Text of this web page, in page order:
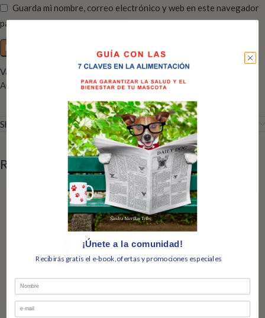
Valoraciones
Aún no hay reseñas
Guarda mi nombre, correo electrónico y web en este navegador
para la próxima vez que comente.
Shipping & Delivery
RELATED PRODUCTS
Hueso Prensado 10cm. 2 Uds.
¡Únete a la comunidad!
Recibirás gratis el e-book,ofertas y promociones especiales
Nombre
Email